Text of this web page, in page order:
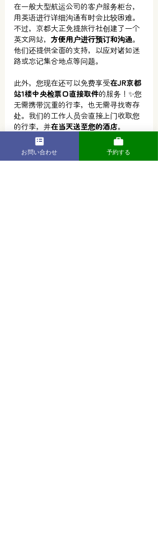
在一般大型航运公司的客户服务柜台，
用英语进行详细沟通有时会比较困难。
不过，京都大正免提旅行社创建了一个
英文网站， 方便用户进行预订和沟通。
他们还提供全面的支持，以应对诸如迷
路或忘记集合地点等问题。
此外，您现在还可以免费享受在JR京都
站1楼中央检票口直接取件的服务 ！✨您
无需携带沉重的行李，也无需寻找寄存
处。我们的工作人员会直接上门收取您
的行李，并在当天送至您的酒店。
如果您想摆脱沉重行李的烦恼，并以低
成本享受京都的精彩观光之旅，请立即
お問い合わせ 予約する